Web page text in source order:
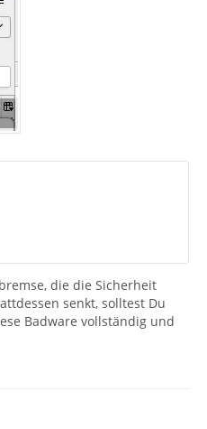
die die Sicherheit
senkt, solltest Du
Badware vollständig und